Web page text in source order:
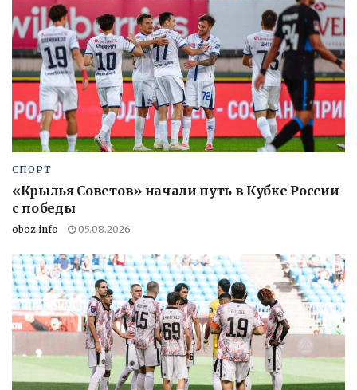
СПОРТ
«Крылья Советов» начали путь в Кубке России
с победы
oboz.info 05.08.2026